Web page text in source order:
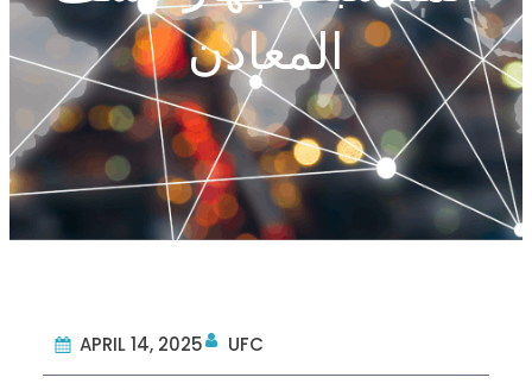
المعادن
APRIL 14, 2025 UFC